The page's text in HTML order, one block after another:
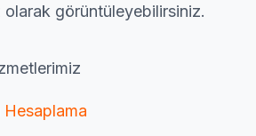
görüntüleyebilirsiniz.